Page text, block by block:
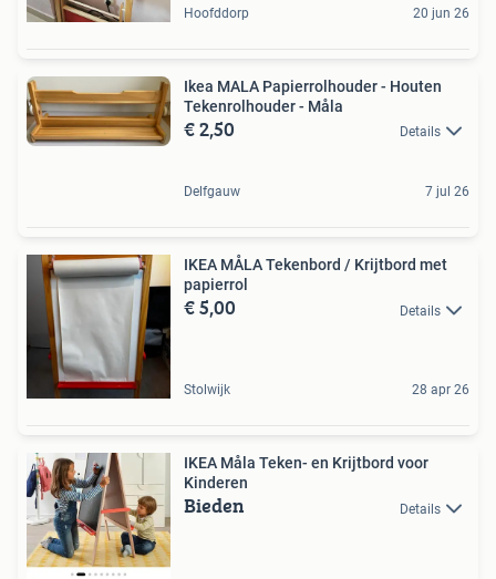
Hoofddorp 20 jun 26
Ikea MALA Papierrolhouder - Houten
Tekenrolhouder - Måla
€ 2,50 Details
Delfgauw 7 jul 26
IKEA MÅLA Tekenbord / Krijtbord met
papierrol
€ 5,00 Details
Stolwijk 28 apr 26
IKEA Måla Teken- en Krijtbord voor
Kinderen
Bieden Details